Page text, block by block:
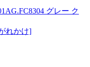
グレー ク
れかけ]